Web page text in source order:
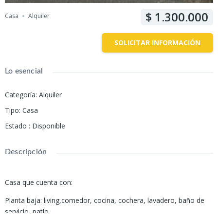
Casa Alquiler 1.300.000
SOLICITAR INFORMACIÓN
Lo esencial
Categoría: Alquiler
Tipo: Casa
Estado : Disponible
Descripción
Casa que cuenta con:
Planta baja: living,comedor, cocina, cochera, lavadero, baño de
servicio, patio.